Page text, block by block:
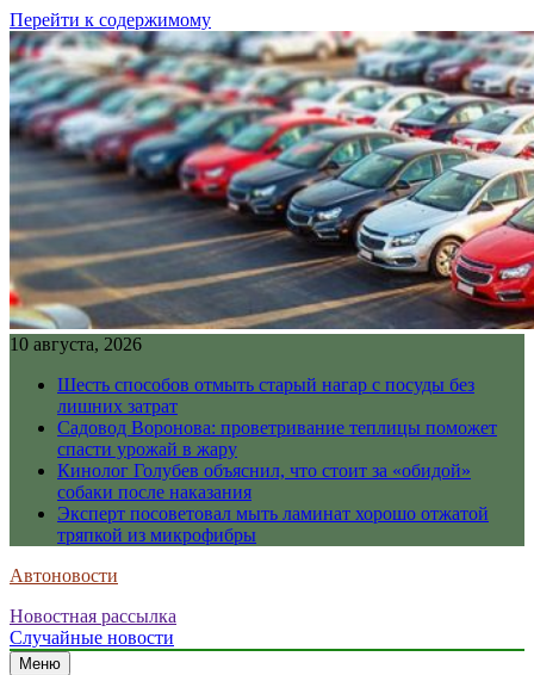
Перейти к содержимому
10 августа, 2026
Шесть способов отмыть старый нагар с посуды без
лишних затрат
Садовод Воронова: проветривание теплицы поможет
спасти урожай в жару
Кинолог Голубев объяснил, что стоит за «обидой»
собаки после наказания
Эксперт посоветовал мыть ламинат хорошо отжатой
тряпкой из микрофибры
Автоновости
Новостная рассылка
Случайные новости
Меню